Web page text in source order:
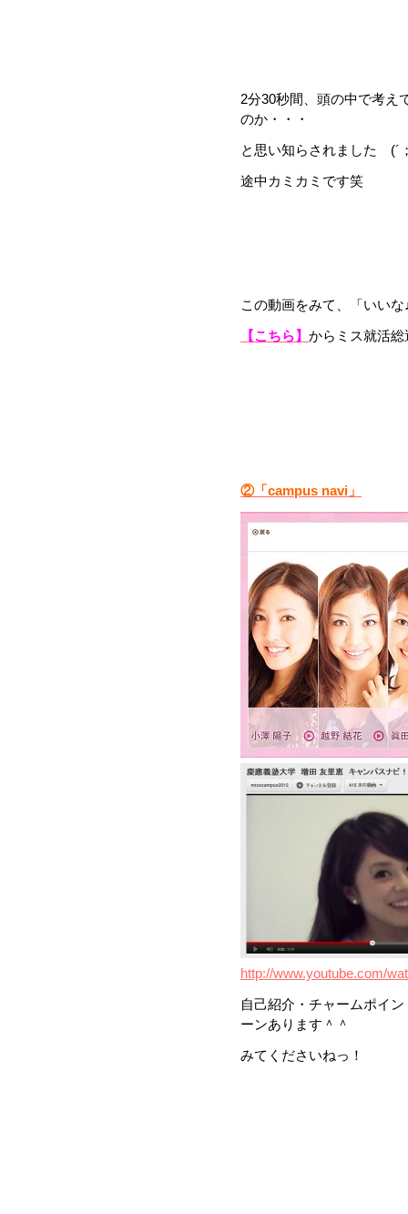
2分30秒間、頭の中で考え
のか・・・
と思い知らされました (´
途中カミカミです笑
この動画をみて、「いい
【こちら】 からミス就活
②「campus navi」
http://www.youtube.com/
自己紹介・チャームポイ
ーンあります＾＾
みてくださいねっ！